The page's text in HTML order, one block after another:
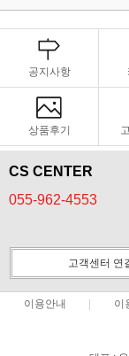
공지사항
상품후기
CS CENTER
055-962-4553
고객센터 연
이용안내 이